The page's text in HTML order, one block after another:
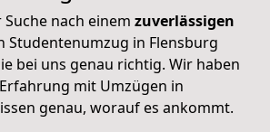
nach einem zuverlässigen
Studentenumzug in Flensburg
bei uns genau richtig. Wir haben
mit Umzügen in
genau, worauf es ankommt.